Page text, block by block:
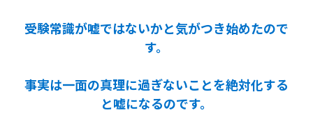
受験常識が嘘ではないかと気がつき始めたので
す。
事実は一面の真理に過ぎないことを絶対化する
と嘘になるのです。